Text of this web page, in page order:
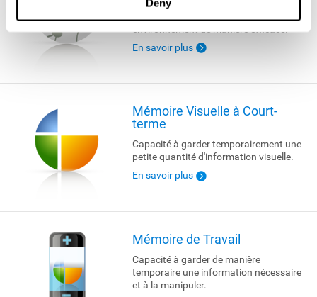
Deny
Capacité à rechercher activement les
En savoir plus
Mémoire Visuelle à Court-
terme
Capacité à garder temporairement une
petite quantité d'information visuelle.
En savoir plus
Mémoire de Travail
Capacité à garder de manière
temporaire une information nécessaire
et à la manipuler.